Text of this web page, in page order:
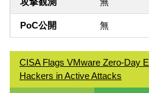
PoC公開 無
CISA Flags VMware Zero-Day
Hackers in Active Attacks